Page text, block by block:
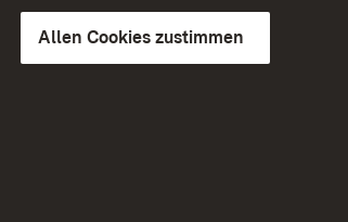
Allen Cookies zustimmen